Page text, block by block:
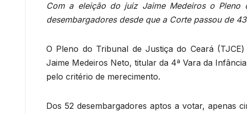
Com a eleição do juiz Jaime Medeiros o
desembargadores desde que a Corte passou de
O Pleno do Tribunal de Justiça do Ceará
Jaime Medeiros Neto, titular da 4ª Vara da
pelo critério de merecimento.
Dos 52 desembargadores aptos a votar, apenas